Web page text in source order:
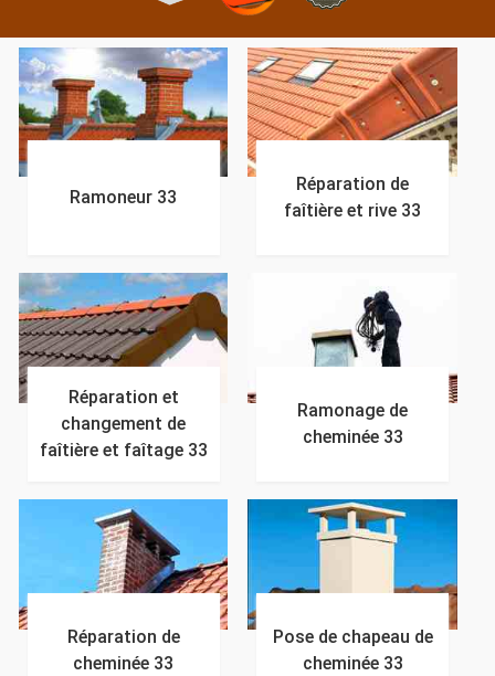
Ramoneur 33
Réparation de
faîtière et rive 33
Réparation et
changement de
faîtière et faîtage 33
Ramonage de
cheminée 33
Réparation de
cheminée 33
Pose de chapeau de
cheminée 33